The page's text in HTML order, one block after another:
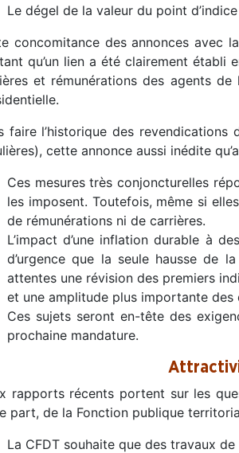
Le dégel de la valeur du point d’indice
concomitance des annonces avec
qu’un lien a été clairement établi
et rémunérations des agents
faire l’historique des
cette annonce aussi inédite
Ces mesures très conjoncturelles
les imposent. Toutefois, même si
de rémunérations ni de carrières.
L’impact d’une inflation durable à
d’urgence que la seule hausse de
attentes une révision des premiers
et une amplitude plus importante des
Ces sujets seront en-tête des
prochaine mandature.
rapports récents portent sur les
part, de la Fonction publique
La CFDT souhaite que des travaux